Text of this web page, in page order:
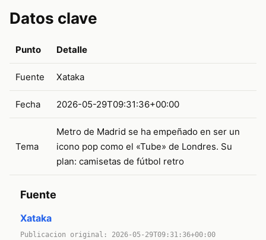
Datos clave
Punto Detalle
Fuente Xataka
Fecha 2026-05-29T09:31:36+00:00
Tema
Metro de Madrid se ha empeñado en ser un
icono pop como el «Tube» de Londres. Su
plan: camisetas de fútbol retro
Fuente
Xataka
Publicacion original: 2026-05-29T09:31:36+00:00